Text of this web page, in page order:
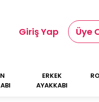
Giriş Yap Üye
ERKEK
AYAKKABI